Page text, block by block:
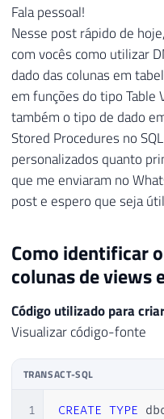
Fala pessoal!
Nesse post rápido de
com vocês como utilizar
dado das colunas em
em funções do tipo Table
também o tipo de dado
Stored Procedures no
personalizados quanto
que me enviaram no
post e espero que seja
Como identificar
colunas de views
Código utilizado para
Visualizar código-fonte
TRANSACT-SQL
1
CREATE TYPE